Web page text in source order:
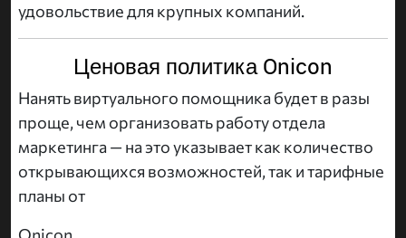
удовольствие для крупных компаний.
Ценовая политика Onicon
Нанять виртуального помощника будет в разы
проще, чем организовать работу отдела
маркетинга — на это указывает как количество
открывающихся возможностей, так и тарифные
планы от